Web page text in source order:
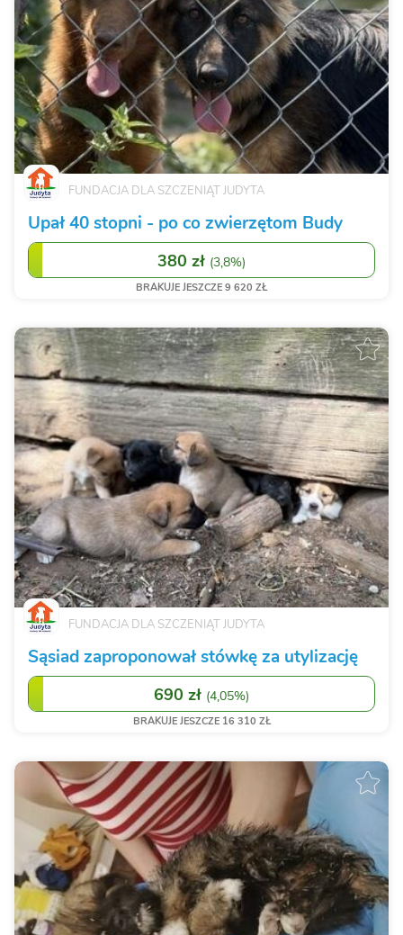
FUNDACJA DLA SZCZENIĄT JUDYTA
Upał 40 stopni - po co zwierzętom Budy
380 zł (3,8%)
BRAKUJE JESZCZE 9 620 ZŁ
FUNDACJA DLA SZCZENIĄT JUDYTA
Sąsiad zaproponował stówkę za utylizację
690 zł (4,05%)
BRAKUJE JESZCZE 16 310 ZŁ